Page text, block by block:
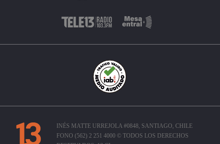
INÉS MATTE URREJOLA #0848, SANTIAGO, CHILE
FONO (562) 2 251 4000 © TODOS LOS DERECHOS